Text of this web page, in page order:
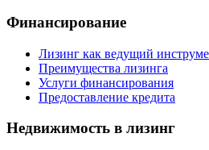
Финансирование
Лизинг как ведущий
Преимущества лизинга
Услуги финансирования
Предоставление кредита
Недвижимость в лизинг